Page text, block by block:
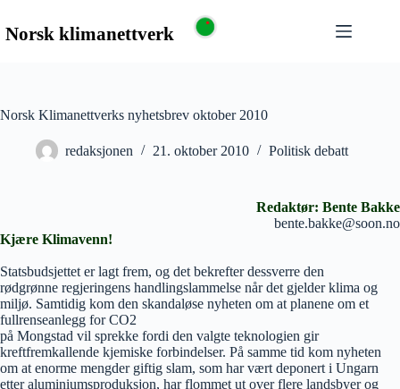
Norsk Klimanettverks nyhetsbrev oktober 2010
redaksjonen 21. oktober 2010 Politisk debatt
Redaktør: Bente Bakke
bente.bakke@soon.no
Kjære Klimavenn!
Statsbudsjettet er lagt frem, og det bekrefter dessverre den
rødgrønne regjeringens handlingslammelse når det gjelder klima og
miljø. Samtidig kom den skandaløse nyheten om at planene om et
fullrenseanlegg for CO2
på Mongstad vil sprekke fordi den valgte teknologien gir
kreftfremkallende kjemiske forbindelser. På samme tid kom nyheten
om at enorme mengder giftig slam, som har vært deponert i Ungarn
etter aluminiumsproduksjon, har flommet ut over flere landsbyer og